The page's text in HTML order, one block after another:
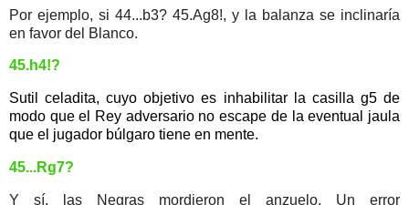
Por ejemplo, si 44...b3? 45.Ag8!, y la balanza se inclinaría
en favor del Blanco.
45.h4!?
Sutil celadita, cuyo objetivo es inhabilitar la casilla g5 de
modo que el Rey adversario no escape de la eventual jaula
que el jugador búlgaro tiene en mente.
45...Rg7?
Y sí, las Negras mordieron el anzuelo. Un error